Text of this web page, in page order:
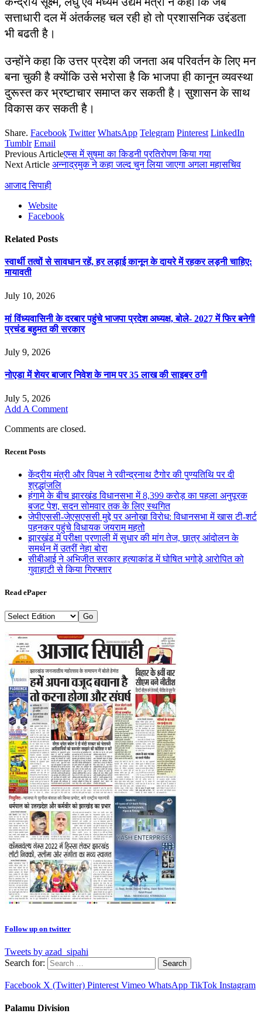
सत्ताधारी दल में अंतर्कलह चल रही हो तो प्रशासनिक उद्दंडता
भी बढती है।
उन्होंने कहा कि उत्तर प्रदेश की जनता अब परिवर्तन के लिए मन
बना चुकी है क्योंकि उसे भरोसा है कि भाजपा ही कानून व्यवस्था
दुरूस्त कर भ्रष्टाचार समाप्त कर सकती है। सुशासन के साथ
विकास कर सकती है।
Share. Facebook Twitter WhatsApp Telegram Pinterest LinkedIn
Tumblr Email
Previous Articleएम्स में सुषमा का किडनी प्रतिरोपण किया गया
Next Article अन्नाद्रमुक ने कहा जल्द चुन लिया जाएगा अगला महासचिव
आजाद सिपाही
Website
Facebook
Related Posts
स्वार्थी तत्वों से सावधान रहें, हर लड़ाई कानून के दायरे में रहकर लड़नी चाहिए:
मायावती
July 10, 2026
मां विंध्यवासिनी के दरबार पहुंचे भाजपा प्रदेश अध्यक्ष, बोले- 2027 में फिर बनेगी
प्रचंड बहुमत की सरकार
July 9, 2026
नोएडा में शेयर बाजार निवेश के नाम पर 35 लाख की साइबर ठगी
July 5, 2026
Add A Comment
Comments are closed.
Recent Posts
केंद्रीय मंत्री और विपक्ष ने रवीन्द्रनाथ टैगोर की पुण्यतिथि पर दी
श्रद्धांजलि
हंगामे के बीच झारखंड विधानसभा में 8,399 करोड़ का पहला अनुपूरक
बजट पेश, सदन सोमवार तक के लिए स्थगित
जेपीएससी-जेएसएससी मुद्दे पर अनोखा विरोध: विधानसभा में खास टी-शर्ट
पहनकर पहुंचे विधायक जयराम महतो
झारखंड में परीक्षा प्रणाली में सुधार की मांग तेज, छात्र आंदोलन के
समर्थन में उतरीं नेहा बोरा
सीबीआई ने अभिजीत सरकार हत्याकांड में घोषित भगोड़े आरोपित को
गुवाहाटी से किया गिरफ्तार
Read ePaper
Follow up on twitter
Tweets by azad_sipahi
Search for:
Facebook X (Twitter) Pinterest Vimeo WhatsApp TikTok Instagram
Palamu Division